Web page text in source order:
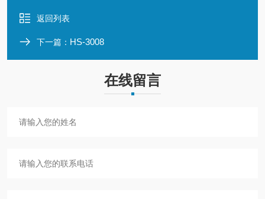
返回列表
下一篇： HS-3008
在线留言